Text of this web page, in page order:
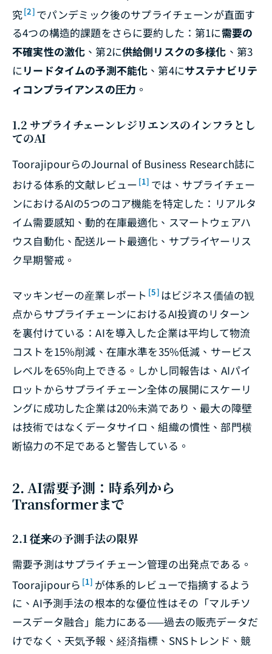
究[2] でパンデミック後のサプライチェーンが直面す
る4つの構造的課題をさらに要約した：第1に需要の
不確実性の激化 、第2に供給側リスクの多様化 、第3
にリードタイムの予測不能化 、第4にサステナビリテ
ィコンプライアンスの圧力 。
1.2 サプライチェーンレジリエンスのインフラとし
てのAI
ToorajipourらのJournal of Business Research誌に
おける体系的文献レビュー [1] では、サプライチェー
ンにおけるAIの5つのコア機能を特定した：リアルタ
イム需要感知、動的在庫最適化、スマートウェアハ
ウス自動化、配送ルート最適化、サプライヤーリス
ク早期警戒。
マッキンゼーの産業レポート [5] はビジネス価値の観
点からサプライチェーンにおけるAI投資のリターン
を裏付けている：AIを導入した企業は平均して物流
コストを15%削減、在庫水準を35%低減、サービス
レベルを65%向上できる。しかし同報告は、AIパイ
ロットからサプライチェーン全体の展開にスケーリ
ングに成功した企業は20%未満であり、最大の障壁
は技術ではなくデータサイロ、組織の慣性、部門横
断協力の不足であると警告している。
2. AI需要予測：時系列から
Transformerまで
2.1 従来の予測手法の限界
需要予測はサプライチェーン管理の出発点である。
Toorajipourら [1] が体系的レビューで指摘するよう
に、AI予測手法の根本的な優位性はその「マルチソ
ースデータ融合」能力にある——過去の販売データだ
けでなく、天気予報、経済指標、SNSトレンド、競